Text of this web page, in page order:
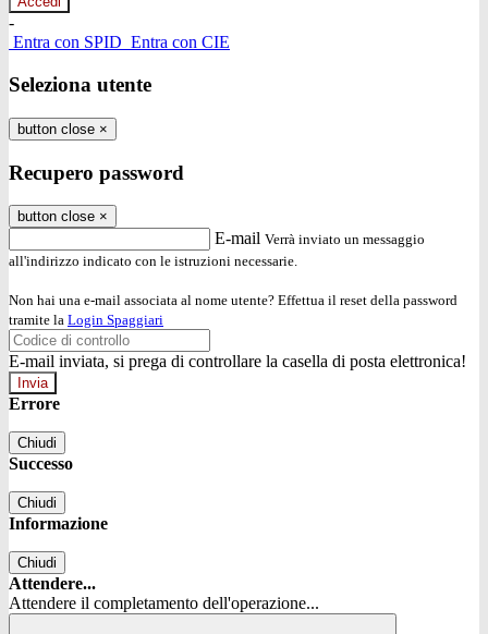
-
Entra con SPID Entra con CIE
Seleziona utente
button close ×
Recupero password
button close ×
E-mail Verrà inviato un messaggio
all'indirizzo indicato con le istruzioni necessarie.
Non hai una e-mail associata al nome utente? Effettua il reset della password
tramite la Login Spaggiari
E-mail inviata, si prega di controllare la casella di posta elettronica!
Errore
Chiudi
Successo
Chiudi
Informazione
Chiudi
Attendere...
Attendere il completamento dell'operazione...